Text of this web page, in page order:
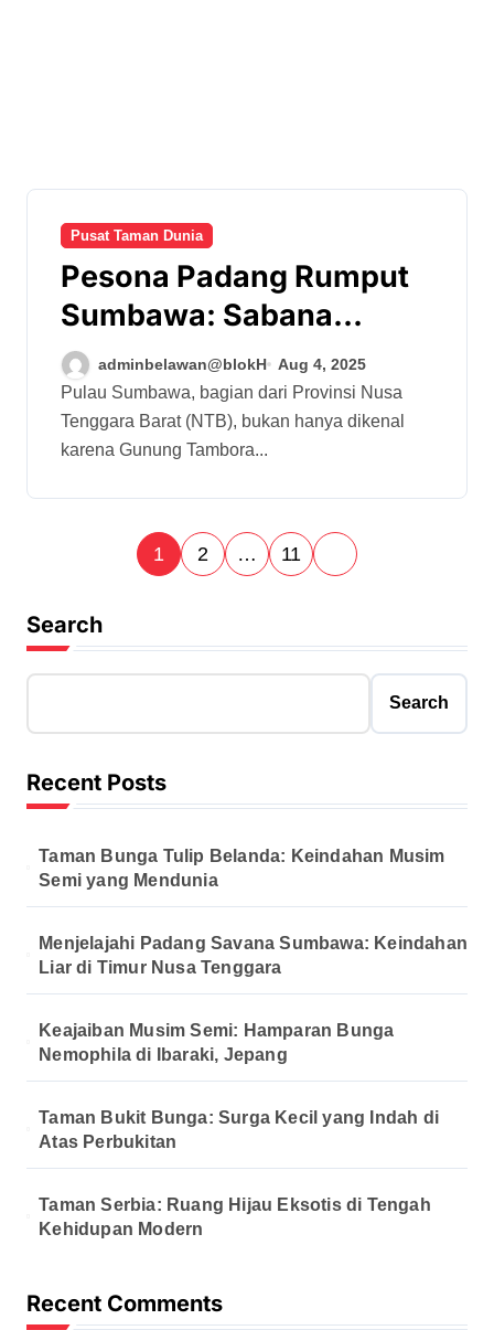
Pusat Taman Dunia
Pesona Padang Rumput
Sumbawa: Sabana
Eksotis di Timur
Indonesia
adminbelawan@blokH Aug 4, 2025
Pulau Sumbawa, bagian dari Provinsi Nusa
Tenggara Barat (NTB), bukan hanya dikenal
karena Gunung Tambora...
P
o
t
p
a
g
n
a
t
i
o
n
1 2 … 11
Search
Search
Recent Posts
Taman Bunga Tulip Belanda: Keindahan Musim
Semi yang Mendunia
Menjelajahi Padang Savana Sumbawa: Keindahan
Liar di Timur Nusa Tenggara
Keajaiban Musim Semi: Hamparan Bunga
Nemophila di Ibaraki, Jepang
Taman Bukit Bunga: Surga Kecil yang Indah di
Atas Perbukitan
Taman Serbia: Ruang Hijau Eksotis di Tengah
Kehidupan Modern
Recent Comments